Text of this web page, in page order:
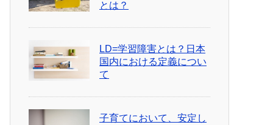
とは？
LD=学習障害とは？日本
国内における定義につい
て
子育てにおいて、安定し